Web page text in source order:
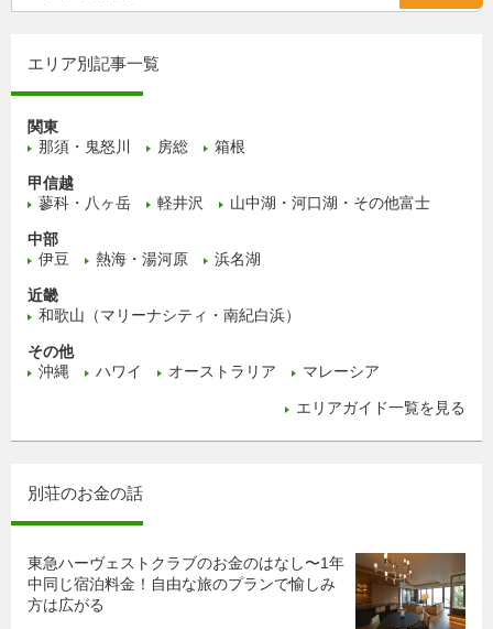
エリア別記事一覧
関東
那須・鬼怒川
房総 箱根
甲信越
蓼科・八ヶ岳
軽井沢 山中湖・河口湖・その他富士
中部
伊豆
熱海・湯河原 浜名湖
近畿
和歌山（マリーナシティ・南紀白浜）
その他
沖縄
ハワイ オーストラリア マレーシア
エリアガイド一覧を見る
別荘のお金の話
東急ハーヴェストクラブのお金のはなし〜1年
中同じ宿泊料金！自由な旅のプランで愉しみ
方は広がる